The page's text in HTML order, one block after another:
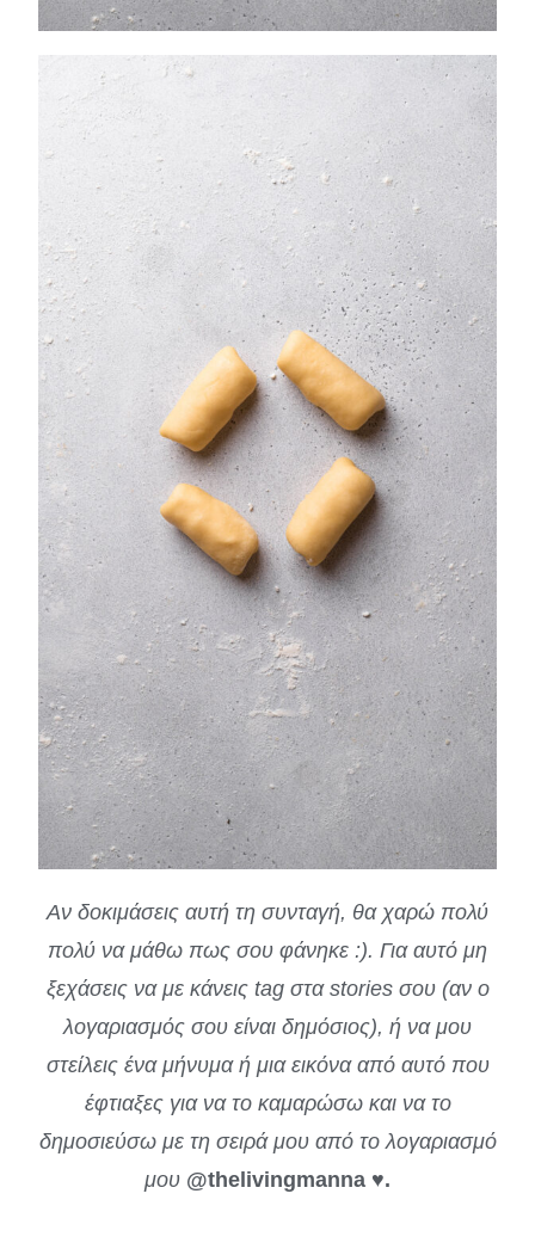
Αν δοκιμάσεις αυτή τη συνταγή, θα χαρώ πολύ
πολύ να μάθω πως σου φάνηκε :). Για αυτό μη
ξεχάσεις να με κάνεις tag στα stories σου (αν ο
λογαριασμός σου είναι δημόσιος), ή να μου
στείλεις ένα μήνυμα ή μια εικόνα από αυτό που
έφτιαξες για να το καμαρώσω και να το
δημοσιεύσω με τη σειρά μου από το λογαριασμό
μου @thelivingmanna ♥.